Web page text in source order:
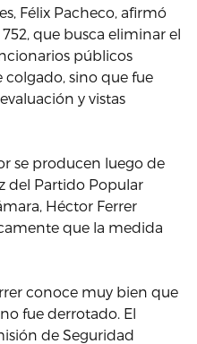
Félix Pacheco, afirmó
que busca eliminar el
públicos
sino que fue
y vistas
se producen luego de
del Partido Popular
Héctor Ferrer
que la medida
conoce muy bien que
fue derrotado. El
de Seguridad